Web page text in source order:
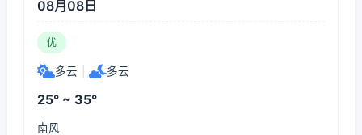
08月08日
优
多云 多云
25° ~ 35°
南风